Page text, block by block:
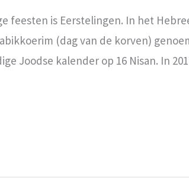
feesten is Eerstelingen. In het
(dag van de korven)
Joodse kalender op 16 Nisan. In